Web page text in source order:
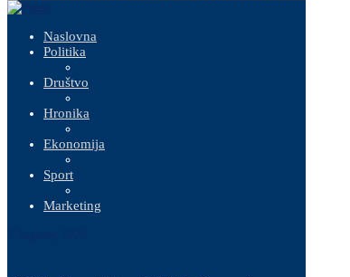
Naslovna
Politika
Društvo
Hronika
Ekonomija
Sport
Marketing